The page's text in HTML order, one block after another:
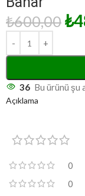
₺600,00 ₺
36 Bu ürünü şu
Açıklama
0
0